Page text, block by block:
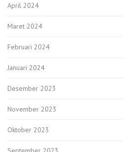
April 2024
Maret 2024
Februari 2024
Januari 2024
Desember 2023
November 2023
Oktober 2023